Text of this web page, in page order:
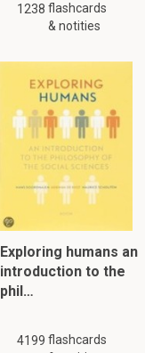
1238 flashcards
& notities
Exploring humans an
introduction to the
phil…
4199 flashcards